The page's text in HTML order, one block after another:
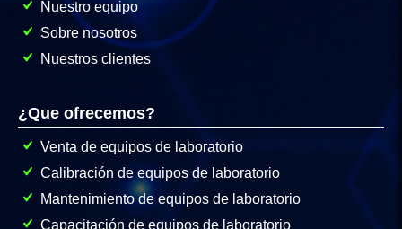
Nuestro equipo
Sobre nosotros
Nuestros clientes
¿Que ofrecemos?
Venta de equipos de laboratorio
Calibración de equipos de laboratorio
Mantenimiento de equipos de laboratorio
Capacitación de equipos de laboratorio